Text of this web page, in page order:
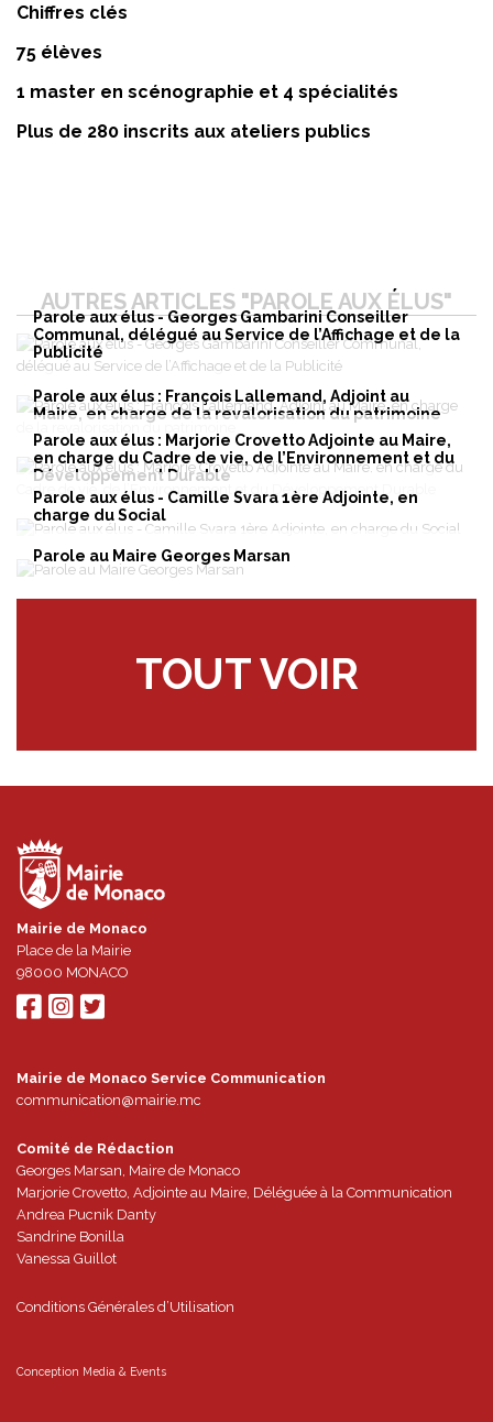
Chiffres clés
75 élèves
1 master en scénographie et 4 spécialités
Plus de 280 inscrits aux ateliers publics
AUTRES ARTICLES "PAROLE AUX ÉLUS"
Parole aux élus - Georges Gambarini Conseiller
Communal, délégué au Service de l’Affichage et de la
Publicité
Parole aux élus : François Lallemand, Adjoint au
Maire, en charge de la revalorisation du patrimoine
Parole aux élus : Marjorie Crovetto Adjointe au Maire,
en charge du Cadre de vie, de l’Environnement et du
Développement Durable
Parole aux élus - Camille Svara 1ère Adjointe, en
charge du Social
Parole au Maire Georges Marsan
TOUT VOIR
Mairie de Monaco
Place de la Mairie
98000 MONACO
Mairie de Monaco Service Communication
communication@mairie.mc
Comité de Rédaction
Georges Marsan, Maire de Monaco
Marjorie Crovetto, Adjointe au Maire, Déléguée à la Communication
Andrea Pucnik Danty
Sandrine Bonilla
Vanessa Guillot
Conditions Générales d’Utilisation
Conception Media & Events